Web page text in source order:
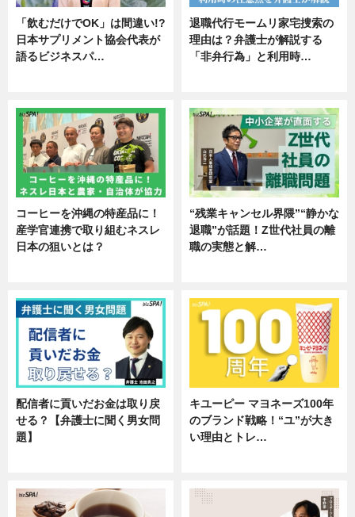
「飲むだけでOK」は間違い!?
日本サプリメント協会代表が
語るビジネスパ…
退職代行モームリ家宅捜索の
理由は？弁護士が解説する
「非弁行為」と利用時…
コーヒーを沖縄の特産品に！
産学官連携で取り組むネスレ
日本の狙いとは？
“残業キャンセル界隈”“静かな
退職”が話題！Z世代社員の離
職の実態と解…
配信者に貢いだお金は取り戻
せる？【弁護士に聞く男女問
題】
キユーピー マヨネーズ100年
のブランド戦略！“ユ”が大き
い理由とトレ…